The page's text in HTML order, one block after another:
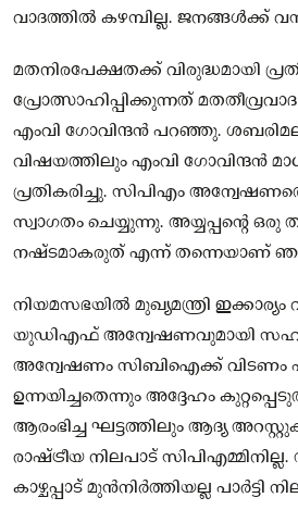
വാദത്തിൽ കഴമ്പില്ല. ജനങ്ങൾക്ക്
മതനിരപേക്ഷതക്ക് വിരുദ്ധമായി
പ്രോത്സാഹിപ്പിക്കുന്നത്
എംവി ഗോവിന്ദൻ പറഞ്ഞു. ശബരിമല
വിഷയത്തിലും എംവി ഗോവിന്ദൻ
പ്രതികരിച്ചു. സിപിഎം
സ്വാഗതം ചെയ്യുന്നു. അയ്യപ്പന്റെ ഒരു
നഷ്ടമാകരുത് എന്ന് തന്നെയാണ്
നിയമസഭയിൽ മുഖ്യമന്ത്രി
യുഡിഎഫ് അന്വേഷണവുമായി
അന്വേഷണം സിബിഐക്ക് വിടണം
ഉന്നയിച്ചതെന്നും അദ്ദേഹം
ആരംഭിച്ച ഘട്ടത്തിലും ആദ്യ
രാഷ്ട്രീയ നിലപാട് സിപിഎമ്മിനില്ല.
കാഴ്ചപ്പാട് മുൻനിർത്തിയല്ല പാർട്ടി